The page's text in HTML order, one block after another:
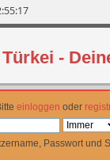
einloggen oder
Passwort und